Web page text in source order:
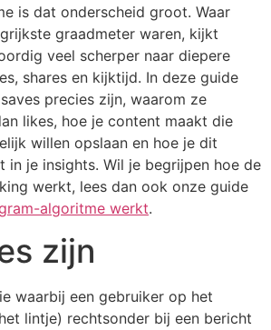
is dat onderscheid groot. Waar
graadmeter waren, kijkt
veel scherper naar diepere
shares en kijktijd. In deze guide
precies zijn, waarom ze
likes, hoe je content maakt die
willen opslaan en hoe je dit
in je insights. Wil je begrijpen hoe de
werkt, lees dan ook onze guide
algoritme werkt.
zijn
waarbij een gebruiker op het
lintje) rechtsonder bij een bericht